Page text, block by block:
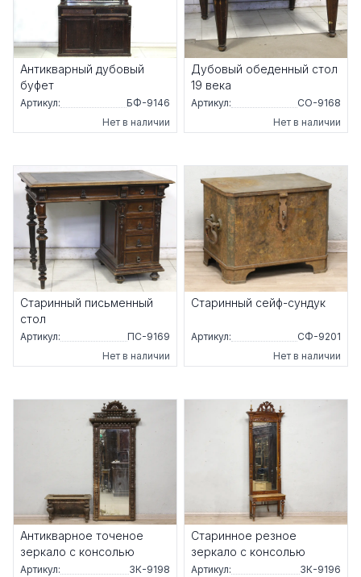
Антикварный дубовый
буфет
Артикул:
БФ-9146
Нет в наличии
Дубовый обеденный стол
19 века
Артикул:
СО-9168
Нет в наличии
Старинный письменный
стол
Артикул:
ПС-9169
Нет в наличии
Старинный сейф-сундук
Артикул:
СФ-9201
Нет в наличии
Антикварное точеное
зеркало с консолью
Артикул:
ЗК-9198
Старинное резное
зеркало с консолью
Артикул:
ЗК-9196